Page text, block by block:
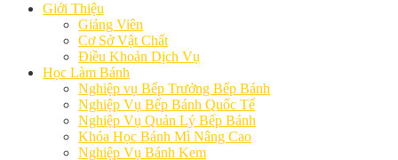
Giới Thiệu
Giảng Viên
Cơ Sở Vật Chất
Điều Khoản Dịch Vụ
Học Làm Bánh
Nghiệp vụ Bếp Trưởng Bếp Bánh
Nghiệp Vụ Bếp Bánh Quốc Tế
Nghiệp Vụ Quản Lý Bếp Bánh
Khóa Học Bánh Mì Nâng Cao
Nghiệp Vụ Bánh Kem